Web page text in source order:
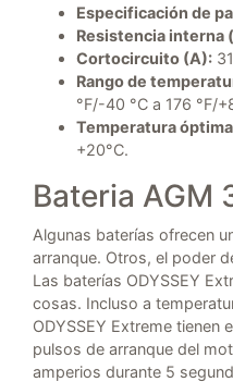
Especificación de
Resistencia interna
Cortocircuito (A):
Rango de
°F/-40 °C a 176 °F/
Temperatura
+20°C.
Bateria AGM
Algunas baterías ofrecen
arranque. Otros, el poder
Las baterías ODYSSEY
cosas. Incluso a
ODYSSEY Extreme tienen
pulsos de arranque del
amperios durante 5